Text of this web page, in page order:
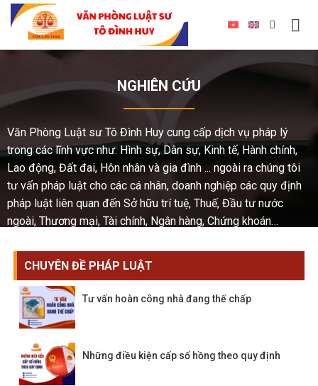
NGHIÊN CỨU
Văn Phòng Luật sư Tô Đình Huy cung cấp dịch vụ pháp lý
trong các lĩnh vực như: Hình sự, Dân sự, Kinh tế, Hành chính,
Lao động, Đất đai, Hôn nhân và gia đình ... ngoài ra chúng tôi
tư vấn pháp luật cho các cá nhân, doanh nghiệp các quy định
pháp luật liên quan đến Sở hữu trí tuệ, Thuế, Đầu tư nước
ngoài, Thương mại, Tài chính, Ngân hàng, Chứng khoán…
CHUYÊN ĐỀ PHÁP LUẬT
Tư vấn hoàn công nhà đang thế chấp
Những điều kiện cấp sổ hồng theo quy định